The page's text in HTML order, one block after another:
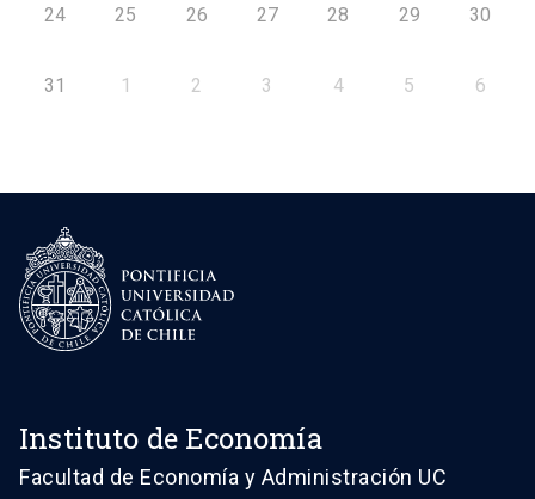
24 25 26 27 28 29 30
31 1 2 3 4 5 6
Instituto de Economía
Facultad de Economía y Administración UC